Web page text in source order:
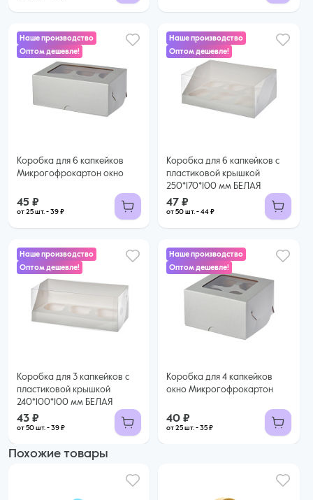
Наше производство
Оптом дешевле!
Коробка для 6 капкейков
Микрогофрокартон окно
45 ₽
от 25 шт. - 39 ₽
39 ₽ за шт. при заказе от 25 шт.
Купить оптом
Наше производство
Оптом дешевле!
Коробка для 6 капкейков с
пластиковой крышкой
250*170*100 мм БЕЛАЯ
47 ₽
от 50 шт. - 44 ₽
47 ₽
44 ₽ за шт. при заказе от 50 шт.
Наше производство
Оптом дешевле!
Коробка для 3 капкейков с
пластиковой крышкой
240*100*100 мм БЕЛАЯ
43 ₽
от 50 шт. - 39 ₽
43 ₽
39 ₽ за шт. при заказе от 50 шт.
Наше производство
Оптом дешевле!
Коробка для 4 капкейков
окно Микрогофрокартон
40 ₽
от 25 шт. - 35 ₽
40 ₽
35 ₽ за шт. при заказе от 25 шт.
Купить оптом
Похожие товары